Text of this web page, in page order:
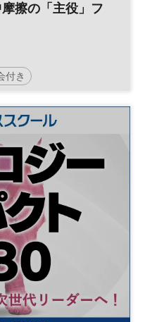
擦の「主役」フ
付き
米中関係
平日夜開催